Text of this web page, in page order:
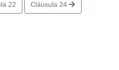
22 Cláusula 24